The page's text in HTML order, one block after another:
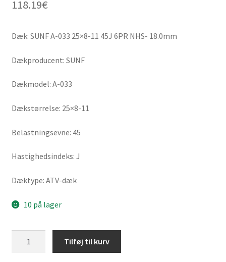
118.19€
Dæk: SUNF A-033 25×8-11 45J 6PR NHS- 18.0mm
Dækproducent: SUNF
Dækmodel: A-033
Dækstørrelse: 25×8-11
Belastningsevne: 45
Hastighedsindeks: J
Dæktype: ATV-dæk
10 på lager
Tilføj til kurv